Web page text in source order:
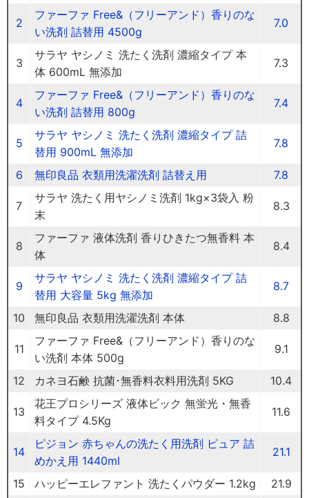
2
ファーファ Free&（フリーアンド）香りのな
い洗剤 詰替用 4500g
7.0
3
サラヤ ヤシノミ 洗たく洗剤 濃縮タイプ 本
体 600mL 無添加
7.3
4
ファーファ Free&（フリーアンド）香りのな
い洗剤 詰替用 800g
7.4
5
サラヤ ヤシノミ 洗たく洗剤 濃縮タイプ 詰
替用 900mL 無添加
7.8
6 無印良品 衣類用洗濯洗剤 詰替え用 7.8
7
サラヤ 洗たく用ヤシノミ洗剤 1kg×3袋入 粉
末
8.3
8
ファーファ 液体洗剤 香りひきたつ無香料 本
体
8.4
9
サラヤ ヤシノミ 洗たく洗剤 濃縮タイプ 詰
替用 大容量 5kg 無添加
8.7
10 無印良品 衣類用洗濯洗剤 本体 8.8
11
ファーファ Free&（フリーアンド）香りのな
い洗剤 本体 500g
9.1
12 カネヨ石鹸 抗菌･無香料衣料用洗剤 5KG 10.4
13
花王プロシリーズ 液体ビック 無蛍光・無香
料タイプ 4.5Kg
11.6
14
ピジョン 赤ちゃんの洗たく用洗剤 ピュア 詰
めかえ用 1440ml
21.1
15 ハッピーエレファント 洗たくパウダー 1.2kg 21.9